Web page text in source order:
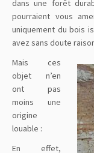
dans une forêt
pourraient vous
uniquement du bois
avez sans doute
Mais ces
objet n’en
ont pas
moins une
origine
louable :
En effet,